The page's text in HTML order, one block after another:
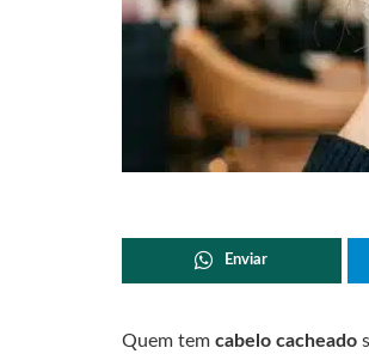
Enviar
Quem tem cabelo cacheado